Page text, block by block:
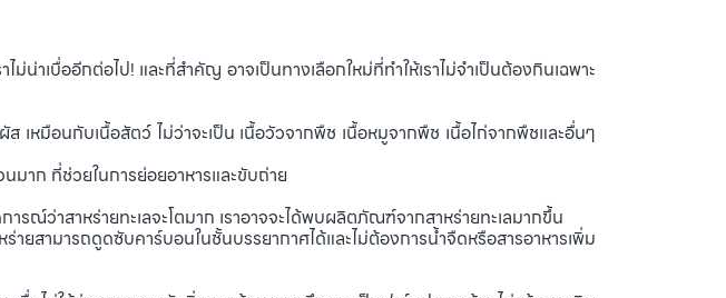
เบื่ออีกต่อไป! และที่สำคัญ อาจเป็นทางเลือกใหม่ที่ทำให้เราไม่จำเป็นต้องกินเฉพาะ
อนกับเนื้อสัตว์ ไม่ว่าจะเป็น เนื้อวัวจากพืช เนื้อหมูจากพืช เนื้อไก่จากพืชและอื่นๆ
าก ที่ช่วยในการย่อยอาหารและขับถ่าย
ว่าสาหร่ายทะเลจะโตมาก เราอาจจะได้พบผลิตภัณฑ์จากสาหร่ายทะเลมากขึ้น
ามารถดูดซับคาร์บอนในชั้นบรรยากาศได้และไม่ต้องการน้ำจืดหรือสารอาหารเพิ่ม